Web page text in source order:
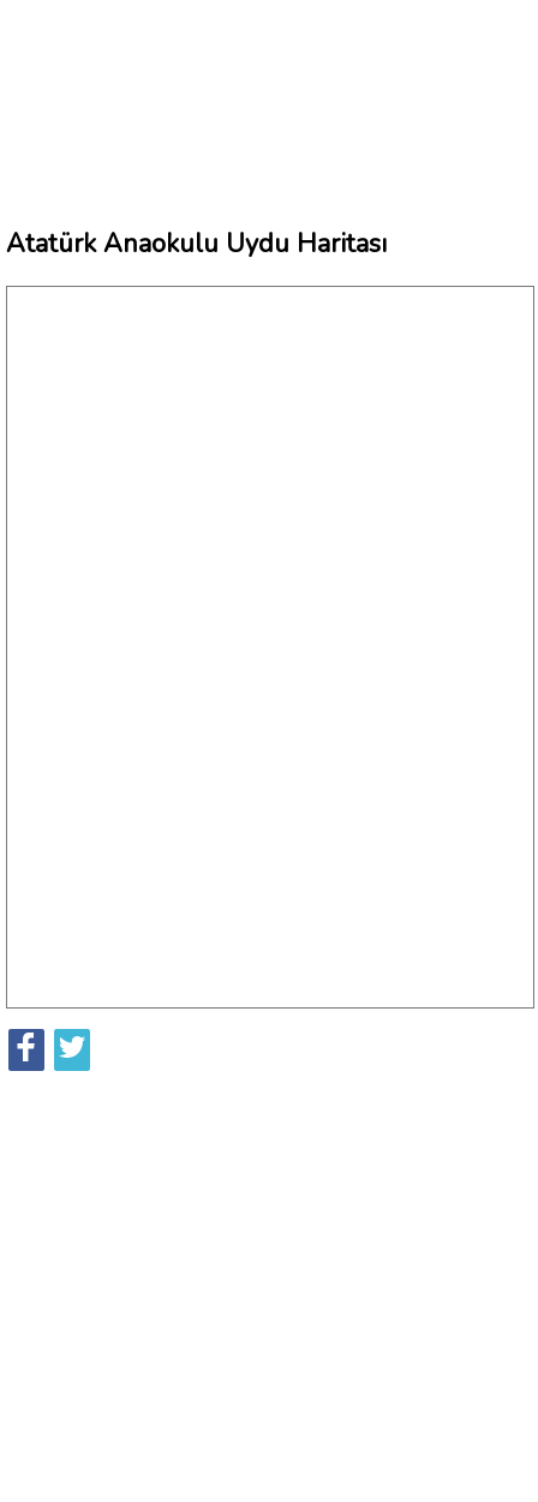
Atatürk Anaokulu Uydu Haritası